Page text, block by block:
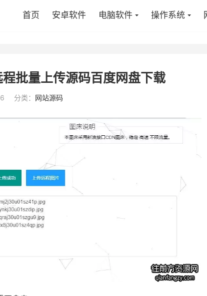
首页 安卓软件 电脑软件 操作系统
批量上传源码百度网盘下载
分类： 网站源码